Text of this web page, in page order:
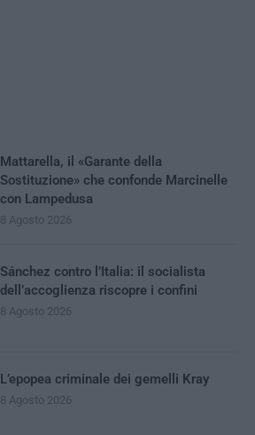
Mattarella, il «Garante della
Sostituzione» che confonde Marcinelle
con Lampedusa
8 Agosto 2026
Sánchez contro l’Italia: il socialista
dell’accoglienza riscopre i confini
8 Agosto 2026
L’epopea criminale dei gemelli Kray
8 Agosto 2026